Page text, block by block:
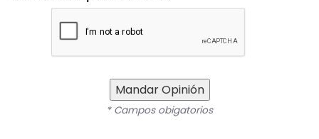
Mandar Opinión
* Campos obigatorios